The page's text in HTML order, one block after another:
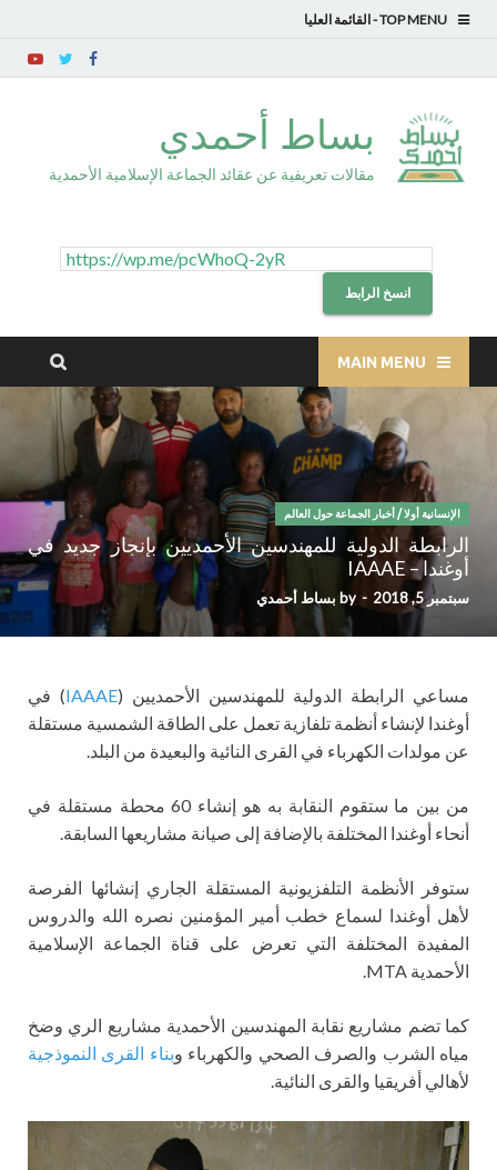
TOP MENU
بساط أحمدي
مقالات تعريفية عن عقائد الجماعة الإسلامية الأحمدية
انسخ الرابط
MAIN MENU
الإنسانية أولا/ أخبار الجماعة حول العالم
الرابطة الدولية للمهندسين الأحمديين بإنجاز جديد في
أوغندا – IAAAE
سبتمبر 5, 2018 -
by بساط أحمدي
مساعي الرابطة الدولية للمهندسين الأحمديين (IAAAE) في
أوغندا لإنشاء أنظمة تلفازية تعمل على الطاقة الشمسية مستقلة
عن مولدات الكهرباء في القرى النائية والبعيدة من البلد.
من بين ما ستقوم النقابة به هو إنشاء 60 محطة مستقلة في
أنحاء أوغندا المختلفة بالإضافة إلى صيانة مشاريعها السابقة.
ستوفر الأنظمة التلفزيونية المستقلة الجاري إنشائها الفرصة
لأهل أوغندا لسماع خطب أمير المؤمنين نصره الله والدروس
المفيدة المختلفة التي تعرض على قناة الجماعة الإسلامية
الأحمدية MTA.
كما تضم مشاريع نقابة المهندسين الأحمدية مشاريع الري وضخ
مياه الشرب والصرف الصحي والكهرباء وبناء القرى النموذجية
لأهالي أفريقيا والقرى النائية.